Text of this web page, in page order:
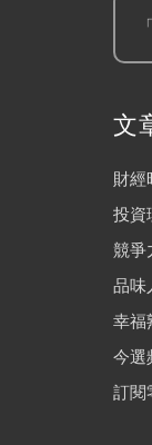
文
財經
投資
競爭
品味
幸福
今選
訂閱